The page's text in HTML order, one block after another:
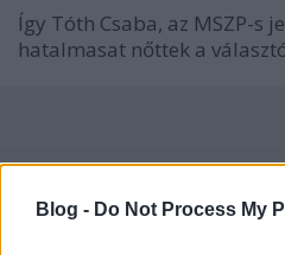
Blog - Do Not Process My
Így Tóth Csaba, az MSZP-s
hatalmasat nőttek a
barta jános